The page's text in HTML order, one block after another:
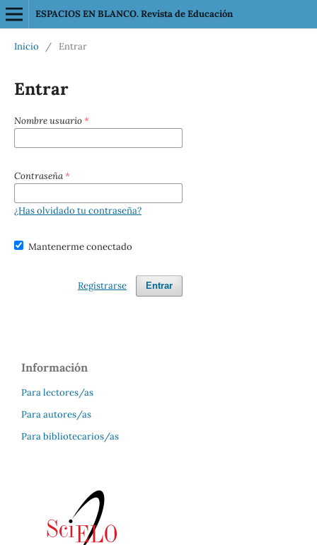
ESPACIOS EN BLANCO. Revista de Educación
Inicio / Entrar
Entrar
Nombre usuario *
Contraseña *
¿Has olvidado tu contraseña?
Mantenerme conectado
Entrar
Registrarse
Información
Para lectores/as
Para autores/as
Para bibliotecarios/as